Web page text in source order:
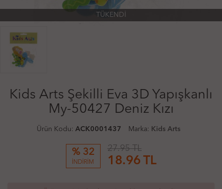
TÜKENDİ
Kids Arts Şekilli Eva 3D Yapışkanlı
My-50427 Deniz Kızı
Ürün Kodu: ACK0001437 Marka: Kids Arts
% 32
İNDİRİM
27.95 TL
18.96 TL